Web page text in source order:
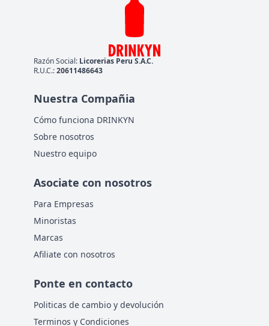
Razón Social: Licorerias Peru S.A.C.
R.U.C.:20611486643
Nuestra Compañia
Cómo funciona DRINKYN
Sobre nosotros
Nuestro equipo
Asociate con nosotros
Para Empresas
Minoristas
Marcas
Afiliate con nosotros
Ponte en contacto
Politicas de cambio y devolución
Terminos y Condiciones